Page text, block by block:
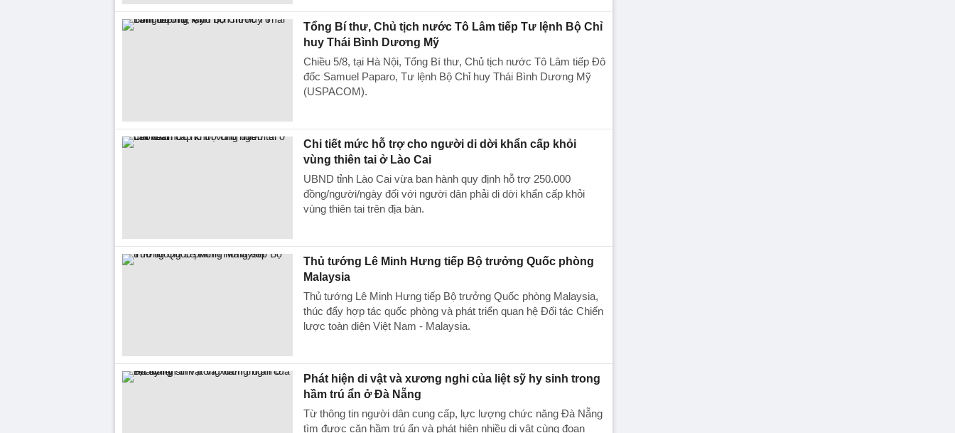
Tổng Bí thư, Chủ tịch nước Tô Lâm tiếp Tư lệnh Bộ Chỉ
huy Thái Bình Dương Mỹ
Chiều 5/8, tại Hà Nội, Tổng Bí thư, Chủ tịch nước Tô Lâm tiếp Đô
đốc Samuel Paparo, Tư lệnh Bộ Chỉ huy Thái Bình Dương Mỹ
(USPACOM).
Chi tiết mức hỗ trợ cho người di dời khẩn cấp khỏi
vùng thiên tai ở Lào Cai
UBND tỉnh Lào Cai vừa ban hành quy định hỗ trợ 250.000
đồng/người/ngày đối với người dân phải di dời khẩn cấp khỏi
vùng thiên tai trên địa bàn.
Thủ tướng Lê Minh Hưng tiếp Bộ trưởng Quốc phòng
Malaysia
Thủ tướng Lê Minh Hưng tiếp Bộ trưởng Quốc phòng Malaysia,
thúc đẩy hợp tác quốc phòng và phát triển quan hệ Đối tác Chiến
lược toàn diện Việt Nam - Malaysia.
Phát hiện di vật và xương nghi của liệt sỹ hy sinh trong
hầm trú ẩn ở Đà Nẵng
Từ thông tin người dân cung cấp, lực lượng chức năng Đà Nẵng
tìm được căn hầm trú ẩn và phát hiện nhiều di vật cùng đoạn